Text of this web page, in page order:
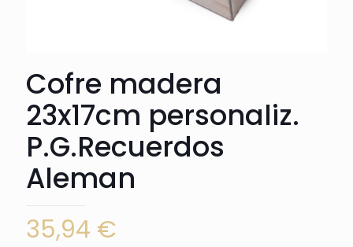
Cofre madera
23x17cm personaliz.
P.G.Recuerdos
Aleman
35,94 €